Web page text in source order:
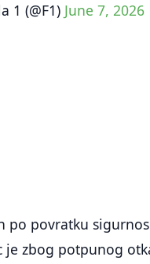
1 (@F1) June 7, 2026
po povratku
je zbog potpunog